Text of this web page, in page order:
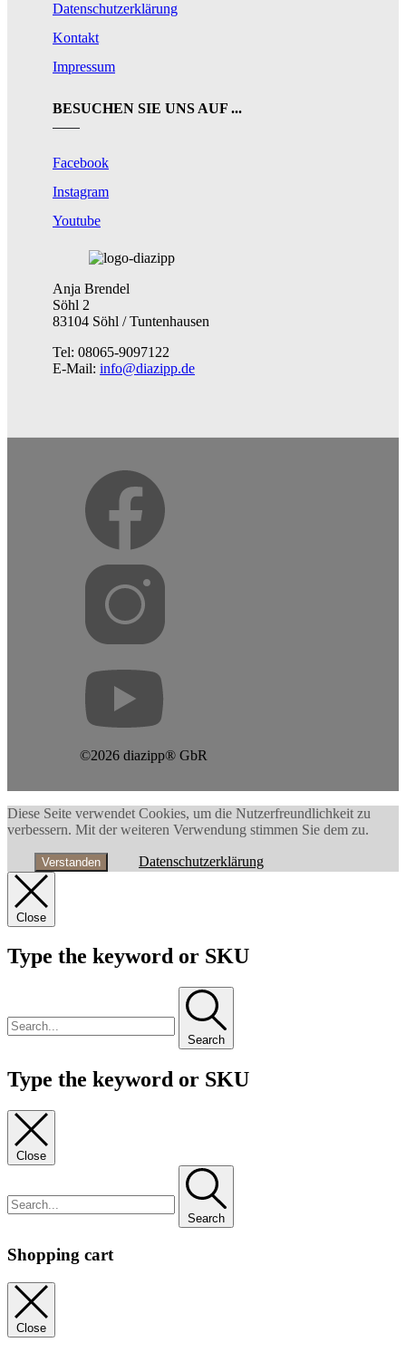
Datenschutzerklärung
Kontakt
Impressum
BESUCHEN SIE UNS AUF ...
Facebook
Instagram
Youtube
Anja Brendel
Söhl 2
83104 Söhl / Tuntenhausen
Tel: 08065-9097122
E-Mail: info@diazipp.de
©2026 diazipp® GbR
Diese Seite verwendet Cookies, um die Nutzerfreundlichkeit zu
verbessern. Mit der weiteren Verwendung stimmen Sie dem zu.
Verstanden Datenschutzerklärung
Close
Type the keyword or SKU
Search
Type the keyword or SKU
Close
Search
Shopping cart
Close